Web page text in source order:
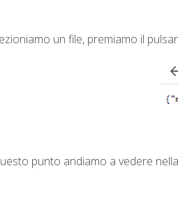
un file, premiamo il
punto andiamo a vedere